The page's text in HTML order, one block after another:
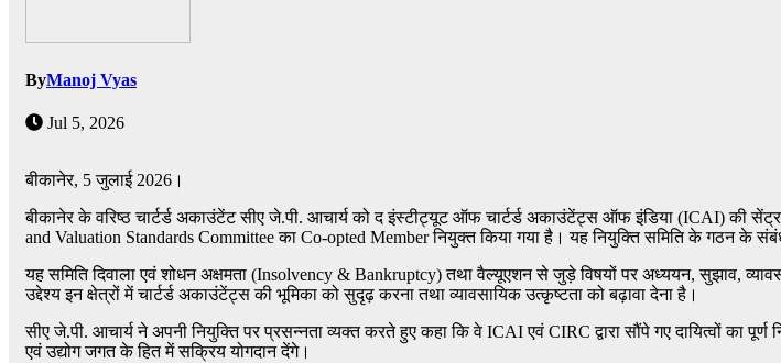
ByManoj Vyas
Jul 5, 2026
बीकानेर, 5 जुलाई 2026।
बीकानेर के वरिष्ठ चार्टर्ड अकाउंटेंट सीए जे.पी. आचार्य को द इंस्टीट्यूट ऑफ चार्टर्ड अकाउंटेंट्स ऑफ इंडिया (ICAI) की
and Valuation Standards Committee का Co-opted Member नियुक्त किया गया है। यह नियुक्ति समिति के गठन के
यह समिति दिवाला एवं शोधन अक्षमता (Insolvency & Bankruptcy) तथा वैल्यूएशन से जुड़े विषयों पर अध्ययन, सुझाव,
उद्देश्य इन क्षेत्रों में चार्टर्ड अकाउंटेंट्स की भूमिका को सुदृढ़ करना तथा व्यावसायिक उत्कृष्टता को बढ़ावा देना है।
सीए जे.पी. आचार्य ने अपनी नियुक्ति पर प्रसन्नता व्यक्त करते हुए कहा कि वे ICAI एवं CIRC द्वारा सौंपे गए दायित्वों का
एवं उद्योग जगत के हित में सक्रिय योगदान देंगे।